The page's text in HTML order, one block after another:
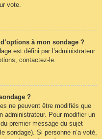
vote.
à mon sondage ?
est défini par l’administrateur.
contactez-le.
?
ne peuvent être modifiés que
administrateur. Pour modifier un
premier message du sujet
sondage). Si personne n’a voté,